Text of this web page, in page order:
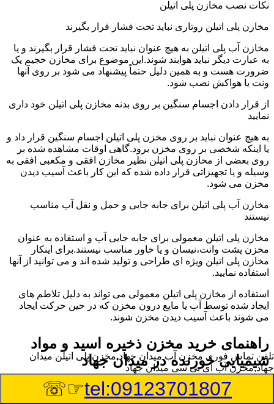
نکات نصب مخازن پلی اتیلن
مخازن پلی اتیلن روتاری نباید تحت فشار قرار بگیرند
مخازن آب پلی اتیلن به هیچ عنوان نباید تحت فشار قرار بگیرند و یا
به عبارت دیگر نباید هوابند شوند.این موضوع برای مخازن حجیم یک
ضرورت هست و به همین دلیل حتماً پیشنهاد می شود بر روی آنها
ونت یا هواکش نصب شود.
از قرار دادن اجسام سنگین بر روی بدنه مخازن پلی اتیلن خود داری
نمایید
به هیچ عنوان نباید بر روی مخزن پلی اتیلن اجسام سنگین قرار داد و
یا اینکه شخصی بر روی مخزن برود.گاهی اوقات مشاهده شده بر
روی بعضی از مخازن پلی اتیلن نظیر مخازن افقی و مکعبی افقی به
وسیله و یا تجهیزاتی قرار داده شده که این کار باعث آسیب دیدن
مخزن می شود.
مخازن آب پلی اتیلن برای جابه جایی و حمل و نقل آب مناسب
نیستند
مخازن پلی اتیلن معمولی برای جابه جایی آب و استفاده به عنوان
مخزن پشت وانت،نیسان و یا خاور مناسب نیستند.برای اینکار
مخازن پلی اتیلن ویژه ای طراحی و تولید شده اند و می توانید از آنها
استفاده نمایید.
استفاده از مخازن پلی اتیلن معمولی می تواند به دلیل تلاطم های
ایجاد شده توسط آب یا مایع درون مخزن که در حین حرکت ایجاد
می شوند باعث آسیب دیدن مخزن شوند.
راهنمای خرید مخزن ذخیره اسید و مواد
شیمیایی خورنده در میدان جهاد
مخزن ذخیره اسید و مواد شیمیایی باید به گونه ای تولید شوند که
بتوانند در برابر چگالی نسبتا بالا و خورندگی انواع اسیدها مقاومت
تلفن تماس فوری مخزن آب میدان جهاد,مخزن پلی اتیلن میدان
جهاد,مخزن آب ای بی سی میدان جهاد
tel:09123701807
☞☏